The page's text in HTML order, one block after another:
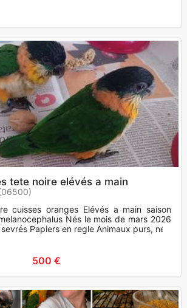
tete noire elévés a main
cuisses oranges Elévés a main saison
Nés le mois de mars 2026
Papiers en regle Animaux purs, nés
500 €